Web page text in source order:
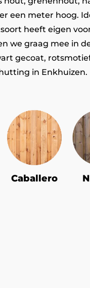
een meter hoog.
heeft eigen
we graag mee in
gecoat,
in Enkhuizen.
Caballero